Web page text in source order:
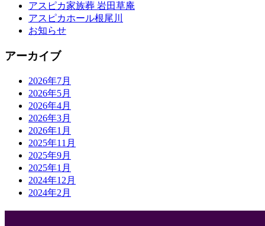
アスピカ家族葬 岩田草庵
アスピカホール根尾川
お知らせ
アーカイブ
2026年7月
2026年5月
2026年4月
2026年3月
2026年1月
2025年11月
2025年9月
2025年1月
2024年12月
2024年2月